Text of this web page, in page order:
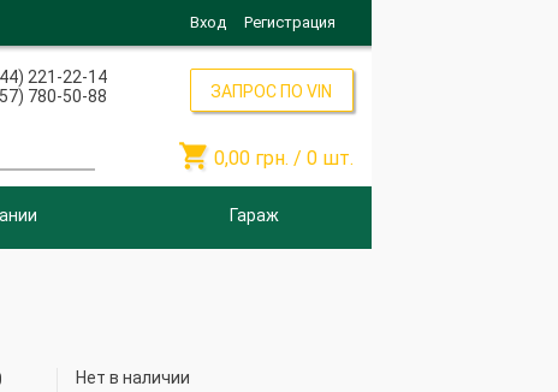
Вход Регистрация
221-22-14
780-50-88
ЗАПРОС ПО VIN
 0,00 грн. / 0 шт.
Гараж
Нет в наличии